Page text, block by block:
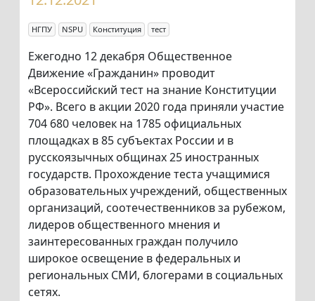
НГПУ NSPU Конституция тест
Ежегодно 12 декабря Общественное
Движение «Гражданин» проводит
«Всероссийский тест на знание Конституции
РФ». Всего в акции 2020 года приняли участие
704 680 человек на 1785 официальных
площадках в 85 субъектах России и в
русскоязычных общинах 25 иностранных
государств. Прохождение теста учащимися
образовательных учреждений, общественных
организаций, соотечественников за рубежом,
лидеров общественного мнения и
заинтересованных граждан получило
широкое освещение в федеральных и
региональных СМИ, блогерами в социальных
сетях.